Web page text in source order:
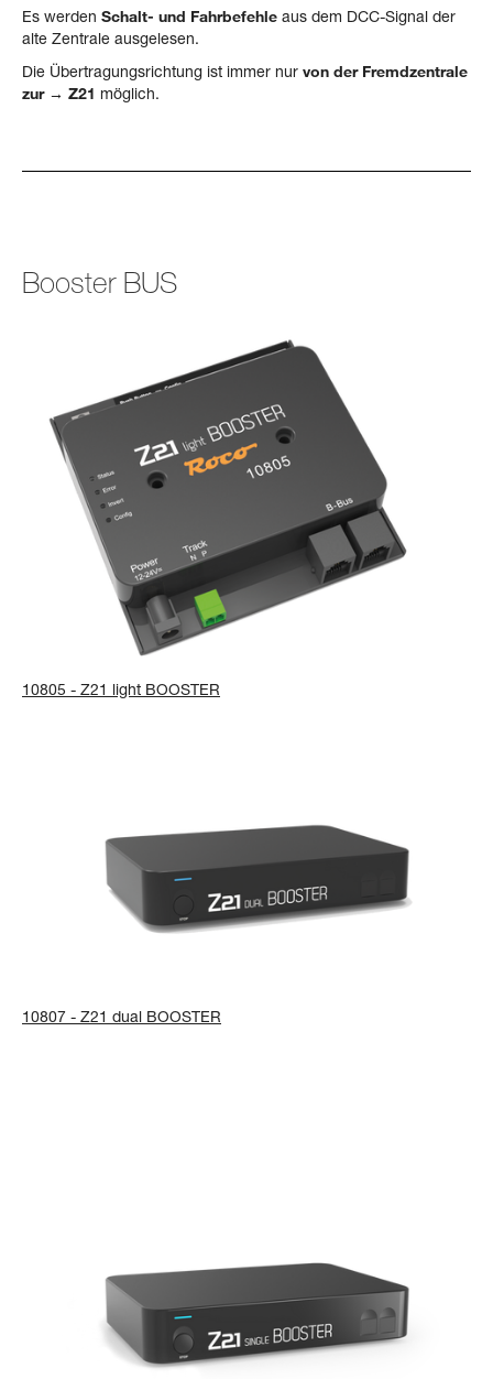
Es werden Schalt- und Fahrbefehle aus dem DCC-Signal der
alte Zentrale ausgelesen.
Die Übertragungsrichtung ist immer nur von der Fremdzentrale
zur → Z21 möglich.
Booster BUS
10805 - Z21 light BOOSTER
10807 - Z21 dual BOOSTER